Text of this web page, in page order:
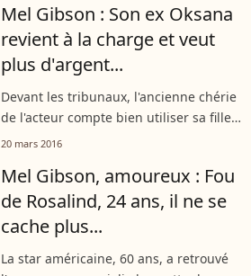
Mel Gibson : Son ex Oksana
revient à la charge et veut
plus d'argent...
Devant les tribunaux, l'ancienne chérie
de l'acteur compte bien utiliser sa fille
pour toucher le pactole.
20 mars 2016
Mel Gibson, amoureux : Fou
de Rosalind, 24 ans, il ne se
cache plus...
La star américaine, 60 ans, a retrouvé